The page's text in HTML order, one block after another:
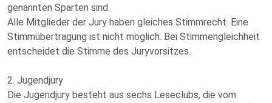
genannten Sparten sind.
Alle Mitglieder der Jury haben gleiches Stimmrecht. Eine
Stimmübertragung ist nicht möglich. Bei Stimmengleichheit
entscheidet die Stimme des Juryvorsitzes.
2. Jugendjury
Die Jugendjury besteht aus sechs Leseclubs, die vom